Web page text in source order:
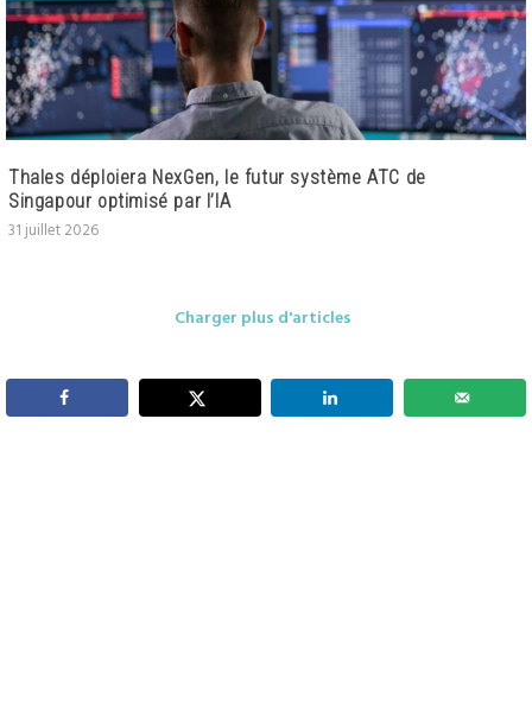
Thales déploiera NexGen, le futur système ATC de
Singapour optimisé par l’IA
31 juillet 2026
Charger plus d'articles